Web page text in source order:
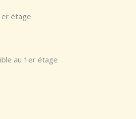
étage
au 1er étage